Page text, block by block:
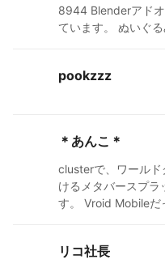
るのを楽しみにし
Дﾟ))!!!!!! ・アニメ
嬉しいです😆 ・フ
と❤️します。 ・私
beginner! Follow
8944 Blenderアド
ています。 ぬいぐ
pookzzz
＊あんこ＊
clusterで、ワールド
けるメタバースプラ
す。 Vroid Mobileだ
リコ社長